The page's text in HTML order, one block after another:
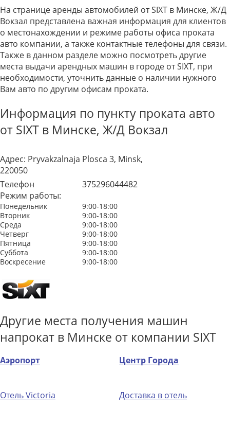
На странице аренды автомобилей от SIXT в Минске, Ж/Д
Вокзал представлена важная информация для клиентов
о местонахождении и режиме работы офиса проката
авто компании, а также контактные телефоны для связи.
Также в данном разделе можно посмотреть другие
места выдачи арендных машин в городе от SIXT, при
необходимости, уточнить данные о наличии нужного
Вам авто по другим офисам проката.
Информация по пункту проката авто
от SIXT в Минске, Ж/Д Вокзал
Адрес: Pryvakzalnaja Plosca 3, Minsk,
220050
Телефон
375296044482
Режим работы:
Понедельник
9:00-18:00
Вторник
9:00-18:00
Среда
9:00-18:00
Четверг
9:00-18:00
Пятница
9:00-18:00
Суббота
9:00-18:00
Воскресение
9:00-18:00
Другие места получения машин
напрокат в Минске от компании SIXT
Аэропорт Центр Города
Отель Victoria Доставка в отель